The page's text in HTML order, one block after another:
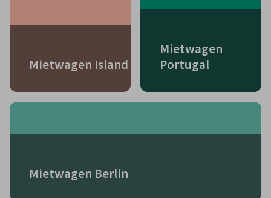
Mietwagen Island
Mietwagen
Portugal
Mietwagen Berlin